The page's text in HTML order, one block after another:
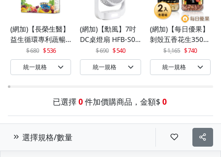
(網加)【長榮生醫】
益生循環專利蔬暢
配方輕體順暢(30包/
盒)x1
680 536
(網加)【勳風】7吋
DC桌燈扇 HFB-S06
690 540
(網加)【每日優果】
剝殼五香花生350G
+罐裝原味烘焙腰果
320G
1,165 740
已選擇 0 件加價購商品，金額$ 0
選擇規格/數量